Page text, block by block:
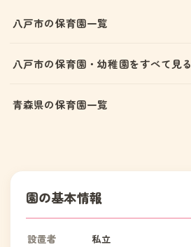
八戸市の保育園一覧
八戸市の保育園・幼稚園をすべて見る
青森県の保育園一覧
園の基本情報
設置者 私立